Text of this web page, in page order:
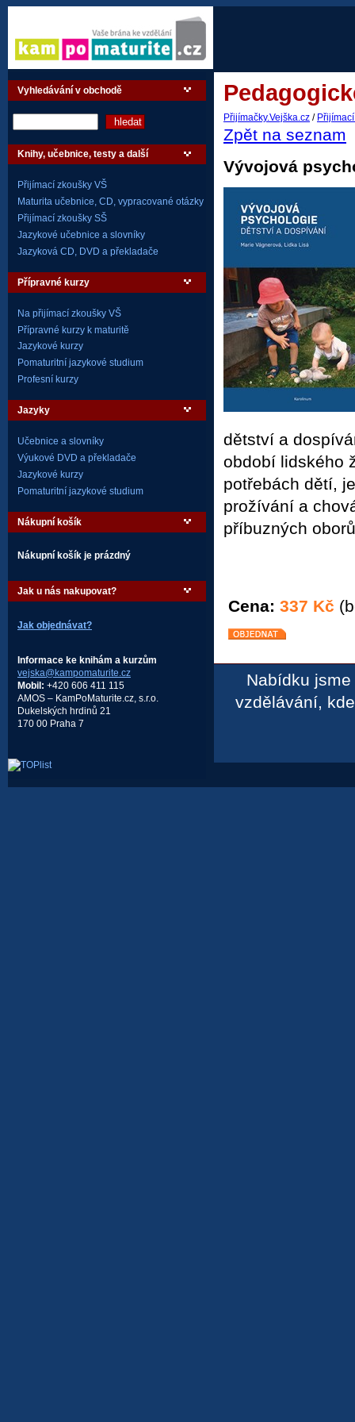
Vyhledávání v obchodě
Knihy, učebnice, testy a další
Přijímací zkoušky VŠ
Maturita učebnice, CD, vypracované otázky
Přijímací zkoušky SŠ
Jazykové učebnice a slovníky
Jazyková CD, DVD a překladače
Přípravné kurzy
Na přijímací zkoušky VŠ
Přípravné kurzy k maturitě
Jazykové kurzy
Pomaturitní jazykové studium
Profesní kurzy
Jazyky
Učebnice a slovníky
Výukové DVD a překladače
Jazykové kurzy
Pomaturitní jazykové studium
Nákupní košík
Nákupní košík je prázdný
Jak u nás nakupovat?
Jak objednávat?
Informace ke knihám a kurzům
vejska@kampomaturite.cz
Mobil: +420 606 411 115
AMOS – KamPoMaturite.cz, s.r.o.
Dukelských hrdinů 21
170 00 Praha 7
Přijímačky.Vejška.cz /
Zpět na seznam
Vývojová
dětství a
období lidského
potřebách dětí,
prožívání a
příbuzných
Cena: 337 Kč
Nabídku
vzdělávání,